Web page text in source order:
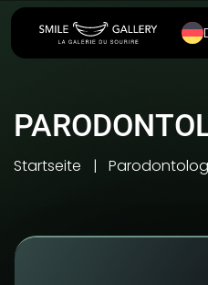
Startseite